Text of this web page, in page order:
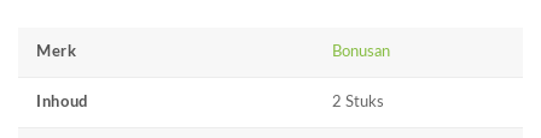
Merk Bonusan
Inhoud 2 Stuks